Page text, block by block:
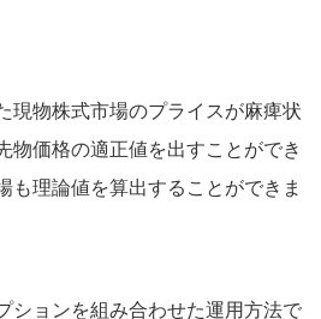
現物株式市場のプライスが麻痺状
物価格の適正値を出すことができ
も理論値を算出することができま
ションを組み合わせた運用方法で